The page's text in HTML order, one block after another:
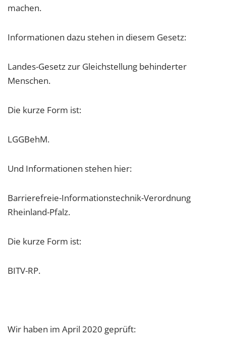
machen.
Informationen dazu stehen in diesem Gesetz:
Landes-Gesetz zur Gleichstellung behinderter
Menschen.
Die kurze Form ist:
LGGBehM.
Und Informationen stehen hier:
Barrierefreie-Informationstechnik-Verordnung
Rheinland-Pfalz.
Die kurze Form ist:
BITV-RP.
Wir haben im April 2020 geprüft: